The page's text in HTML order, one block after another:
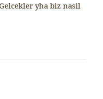
yha biz nasil